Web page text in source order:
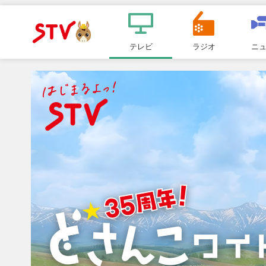
ＳＴＶ札
幌テレビ
ュ
ー
テレビ ラジオ ニ